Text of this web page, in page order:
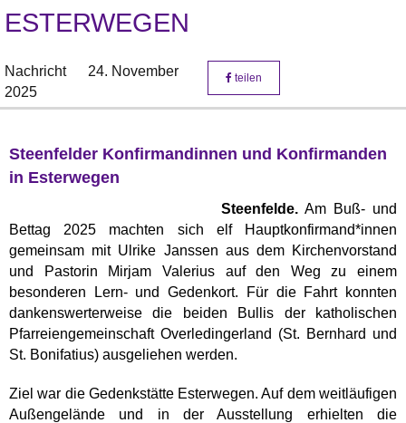
ESTERWEGEN
Nachricht
24. November
2025
teilen
Steenfelder Konfirmandinnen und Konfirmanden
in Esterwegen
Steenfelde. Am Buß- und
Bettag 2025 machten sich elf Hauptkonfirmand*innen
gemeinsam mit Ulrike Janssen aus dem Kirchenvorstand
und Pastorin Mirjam Valerius auf den Weg zu einem
besonderen Lern- und Gedenkort. Für die Fahrt konnten
dankenswerterweise die beiden Bullis der katholischen
Pfarreiengemeinschaft Overledingerland (St. Bernhard und
St. Bonifatius) ausgeliehen werden.
Ziel war die Gedenkstätte Esterwegen. Auf dem weitläufigen
Außengelände und in der Ausstellung erhielten die